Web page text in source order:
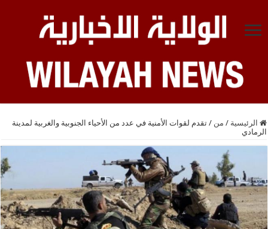
الرئيسية / من / تقدم لقوات الأمنية في عدد من الأحياء الجنوبية والغربية لمدينة
الرمادي